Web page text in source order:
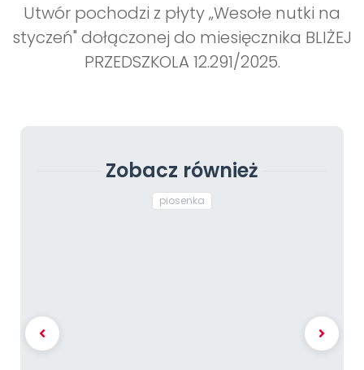
Utwór pochodzi z płyty „Wesołe nutki na
styczeń" dołączonej do miesięcznika BLIŻEJ
PRZEDSZKOLA 12.291/2025.
Zobacz również
piosenka